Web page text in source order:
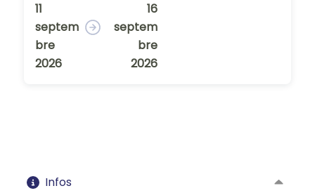
11
septem
bre
2026
16
septem
bre
2026
Infos